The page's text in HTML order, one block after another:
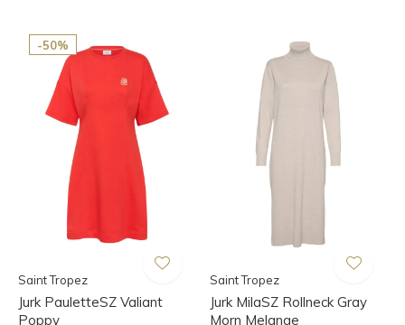
-50%
Saint Tropez
Jurk PauletteSZ Valiant
Poppy
Saint Tropez
Jurk MilaSZ Rollneck Gray
Morn Melange